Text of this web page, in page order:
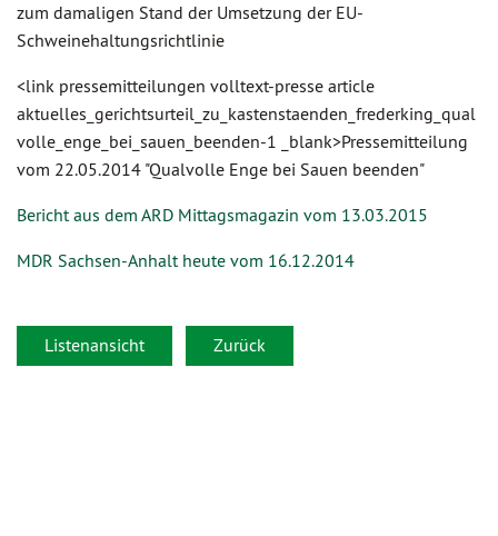
zum damaligen Stand der Umsetzung der EU-
Schweinehaltungsrichtlinie
<link pressemitteilungen volltext-presse article
aktuelles_gerichtsurteil_zu_kastenstaenden_frederking_qual
volle_enge_bei_sauen_beenden-1 _blank>Pressemitteilung
vom 22.05.2014 "Qualvolle Enge bei Sauen beenden"
Bericht aus dem ARD Mittagsmagazin vom 13.03.2015
MDR Sachsen-Anhalt heute vom 16.12.2014
Listenansicht Zurück